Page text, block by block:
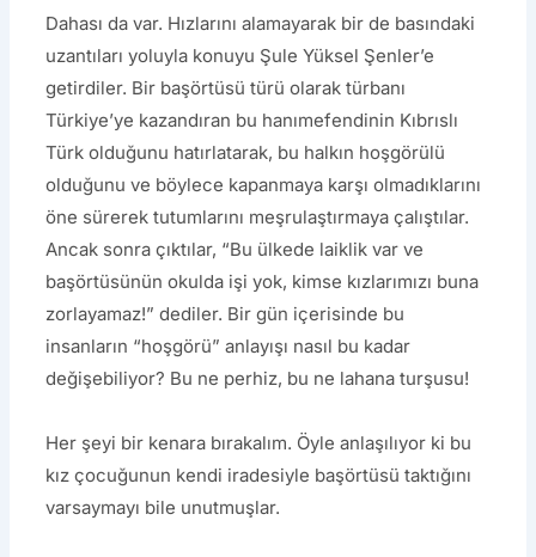
Dahası da var. Hızlarını alamayarak bir de basındaki
uzantıları yoluyla konuyu Şule Yüksel Şenler’e
getirdiler. Bir başörtüsü türü olarak türbanı
Türkiye’ye kazandıran bu hanımefendinin Kıbrıslı
Türk olduğunu hatırlatarak, bu halkın hoşgörülü
olduğunu ve böylece kapanmaya karşı olmadıklarını
öne sürerek tutumlarını meşrulaştırmaya çalıştılar.
Ancak sonra çıktılar, “Bu ülkede laiklik var ve
başörtüsünün okulda işi yok, kimse kızlarımızı buna
zorlayamaz!” dediler. Bir gün içerisinde bu
insanların “hoşgörü” anlayışı nasıl bu kadar
değişebiliyor? Bu ne perhiz, bu ne lahana turşusu!
Her şeyi bir kenara bırakalım. Öyle anlaşılıyor ki bu
kız çocuğunun kendi iradesiyle başörtüsü taktığını
varsaymayı bile unutmuşlar.